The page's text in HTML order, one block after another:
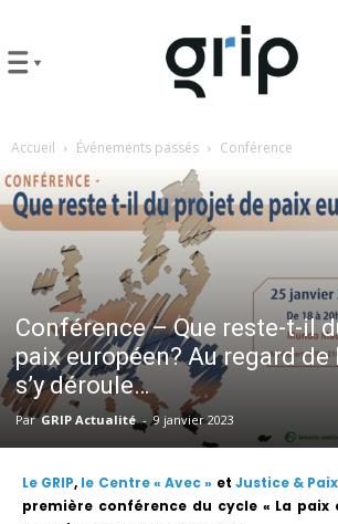
Accueil Événements passés Conférence
Conférence – Que reste-t-il
paix européen? Au regard de
s’y déroule…
Par GRIP Actualité - 9 janvier 2023
Le GRIP, le Centre « Avec » et Justice & Paix
première conférence du cycle « La paix